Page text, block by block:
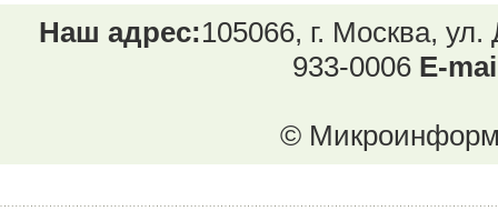
Наш адрес:105066, г. Москва,
933-0006 E-
©